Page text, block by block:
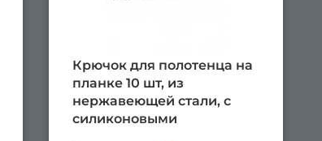
Крючок для полотенца на
планке 10 шт, из
нержавеющей стали, с
силиконовыми